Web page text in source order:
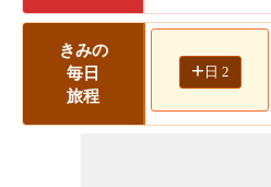
きみの
毎日
旅程
+ 日 2